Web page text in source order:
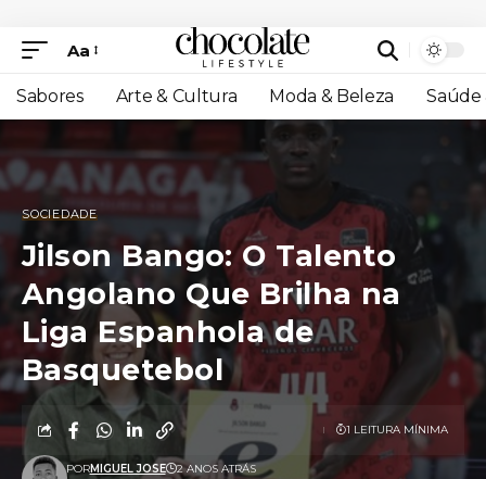
Aa
Sabores Arte & Cultura Moda & Beleza Saúde
SOCIEDADE
Jilson Bango: O Talento
Angolano Que Brilha na
Liga Espanhola de
Basquetebol
PORMIGUEL JOSE 2 ANOS ATRÁS
1 LEITURA MÍNIMA